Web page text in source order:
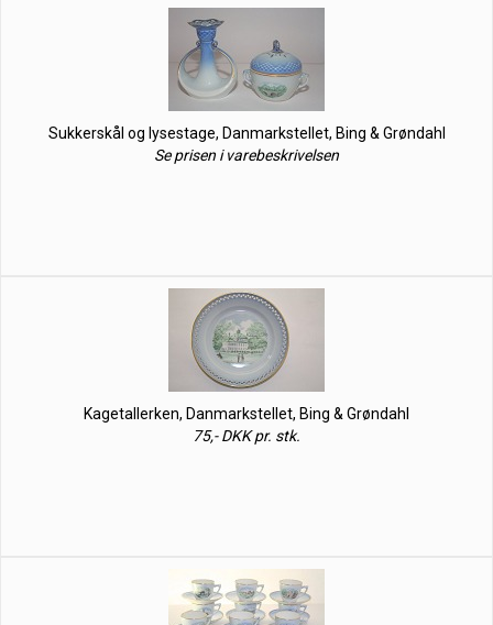
Sukkerskål og lysestage, Danmarkstellet, Bing & Grøndahl
Se prisen i varebeskrivelsen
Kagetallerken, Danmarkstellet, Bing & Grøndahl
75,- DKK pr. stk.